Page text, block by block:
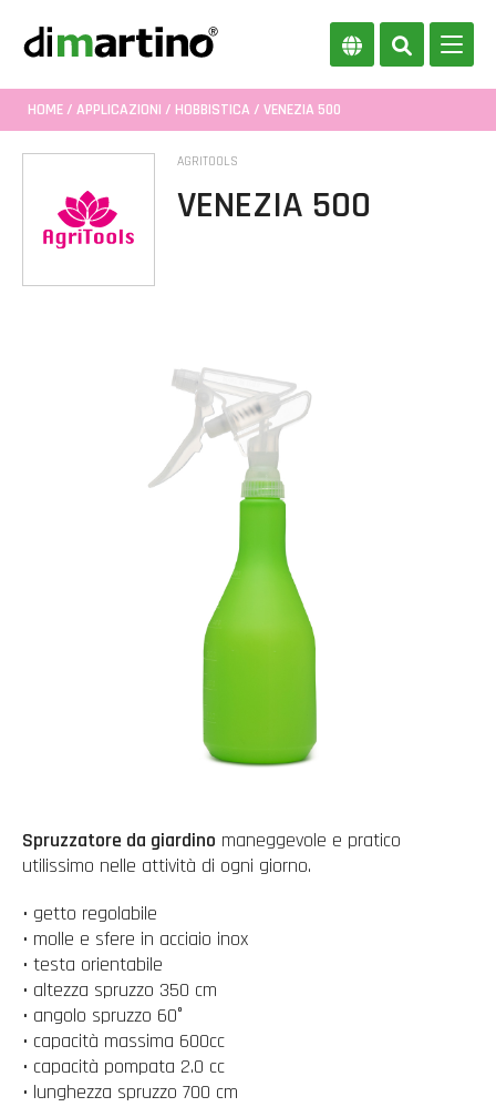
HOME/ APPLICAZIONI / HOBBISTICA / VENEZIA 500
AGRITOOLS
VENEZIA 500
Spruzzatore da giardino maneggevole e pratico
utilissimo nelle attività di ogni giorno.
• getto regolabile
• molle e sfere in acciaio inox
• testa orientabile
• altezza spruzzo 350 cm
• angolo spruzzo 60°
• capacità massima 600cc
• capacità pompata 2.0 cc
• lunghezza spruzzo 700 cm